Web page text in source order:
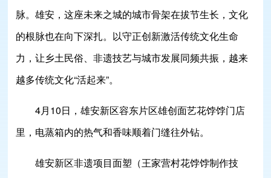
脉。雄安，这座未来之城的城市骨架在拔节生长，文化
的根脉也在向下深扎。以守正创新激活传统文化生命
力，让乡土民俗、非遗技艺与城市发展同频共振，越来
越多传统文化“活起来”。
4月10日，雄安新区容东片区雄创面艺花饽饽门店
里，电蒸箱内的热气和香味顺着门缝往外钻。
雄安新区非遗项目面塑（王家营村花饽饽制作技